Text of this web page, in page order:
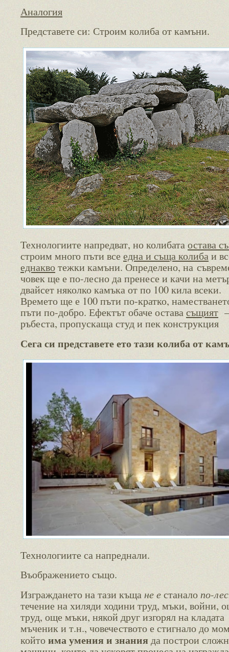
Аналогия
Представете си: Строим колиба от камъни.
Технологиите напредват, но колибатаостава
строим много пъти все една и съща колибаи
еднаквотежки камъни. Определено, на
човек ще е по-лесно да пренесе и качи на
двайсет няколко камъка от по 100 кила всеки.
Времето ще е 100 пъти по-кратко,
пъти по-добро. Ефектът обаче оставасъщият
ръбеста, пропускаща студ и пек конструкция
Сега си представете ето тази колиба от
Технологиите са напреднали.
Въображението също.
Изграждането на тази къща не естанало по-
течение на хиляди ходини труд, мъки, войни,
труд, още мъки, някой друг изгорял на кладата
мъченик и т.н., човечеството е стигнало до
койтоима умения и знанияда построи